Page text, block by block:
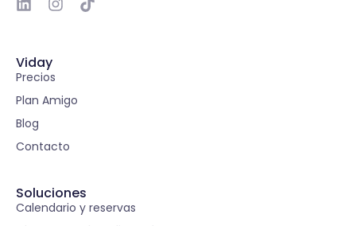
Viday
Precios
Plan Amigo
Blog
Contacto
Soluciones
Calendario y reservas